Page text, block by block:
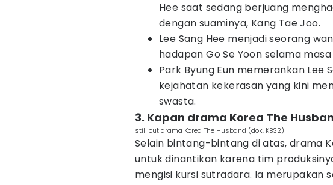
Hee saat sedang berjuang
dengan suaminya, Kang Tae Joo.
Lee Sang Hee menjadi seorang
hadapan Go Se Yoon selama
Park Byung Eun memerankan Lee
kejahatan kekerasan yang kini
swasta.
3. Kapan drama Korea The
still cut drama Korea The Husband (dok. KBS2)
Selain bintang-bintang di atas, drama
untuk dinantikan karena tim
mengisi kursi sutradara. Ia merupakan